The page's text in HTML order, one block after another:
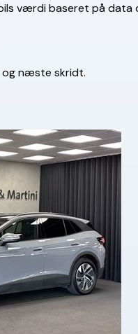
værdi baseret på data
og næste skridt.